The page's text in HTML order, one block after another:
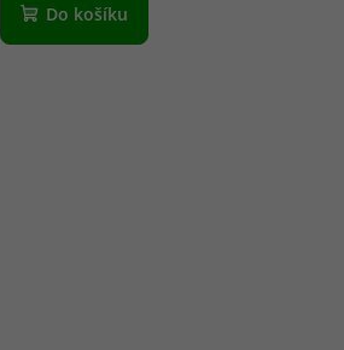
Do košíku